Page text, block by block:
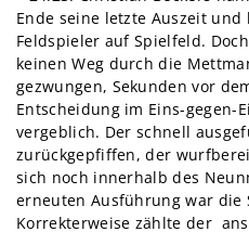
Ende seine letzte Auszeit
Feldspieler auf Spielfeld.
keinen Weg durch die
gezwungen, Sekunden vor
Entscheidung im Eins-gegen-
vergeblich. Der schnell
zurückgepfiffen, der
sich noch innerhalb des
erneuten Ausführung war die
Korrekterweise zählte der